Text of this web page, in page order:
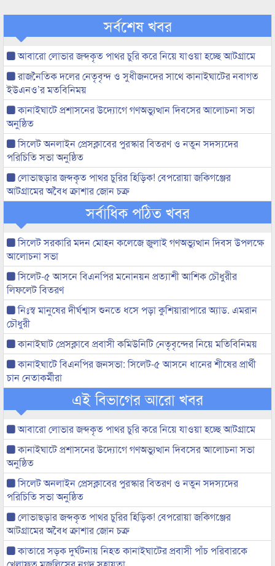
সর্বশেষ খবর
আবারো লোভার জব্দকৃত পাথর চুরি করে নিয়ে যাওয়া হচ্ছে আটগ্রামে
রাজনৈতিক দলের নেতৃবৃন্দ ও সুধীজনদের সাথে কানাইঘাটের নবাগত
ইউএনও’র মতবিনিময়
কানাইঘাটে প্রশাসনের উদ্যোগে গণঅভ্যুত্থান দিবসের আলোচনা সভা
অনুষ্ঠিত
সিলেট অনলাইন প্রেসক্লাবের পুরস্কার বিতরণ ও নতুন সদস্যদের
পরিচিতি সভা অনুষ্ঠিত
লোভাছড়ার জব্দকৃত পাথর চুরির হিড়িক! বেপরোয়া জকিগঞ্জের
আটগ্রামের অবৈধ ক্রাশার জোন চক্র
সর্বাধিক পঠিত খবর
সিলেট সরকারি মদন মোহন কলেজে জুলাই গণঅভ্যুত্থান দিবস উপলক্ষে
আলোচনা সভা
সিলেট-৫ আসনে বিএনপির মনোনয়ন প্রত্যাশী আশিক চৌধুরীর
লিফলেট বিতরণ
নিঃস্ব মানুষের দীর্ঘশ্বাস শুনতে ধসে পড়া কুশিয়ারাপারে অ্যাড. এমরান
চৌধুরী
কানাইঘাট প্রেসক্লাবে প্রবাসী কমিউনিটি নেতৃবৃন্দের নিয়ে মতিবিনিময়
কানাইঘাটে বিএনপির জনসভা: সিলেট-৫ আসনে ধানের শীষের প্রার্থী
চান নেতাকর্মীরা
এই বিভাগের আরো খবর
আবারো লোভার জব্দকৃত পাথর চুরি করে নিয়ে যাওয়া হচ্ছে আটগ্রামে
কানাইঘাটে প্রশাসনের উদ্যোগে গণঅভ্যুত্থান দিবসের আলোচনা সভা
অনুষ্ঠিত
সিলেট অনলাইন প্রেসক্লাবের পুরস্কার বিতরণ ও নতুন সদস্যদের
পরিচিতি সভা অনুষ্ঠিত
লোভাছড়ার জব্দকৃত পাথর চুরির হিড়িক! বেপরোয়া জকিগঞ্জের
আটগ্রামের অবৈধ ক্রাশার জোন চক্র
কাতারে সড়ক দুর্ঘটনায় নিহত কানাইঘাটের প্রবাসী পাঁচ পরিবারকে